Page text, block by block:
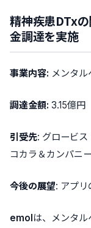
精神疾患DTx
金調達を実施
事業内容: メンタ
調達金額: 3.15億円
引受先: グロービ
コカラ＆カンパニ
今後の展望: アプ
emolは、メンタ